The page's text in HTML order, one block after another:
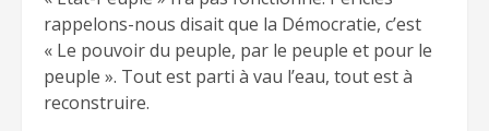
rappelons-nous disait que la Démocratie, c’est
« Le pouvoir du peuple, par le peuple et pour le
peuple ». Tout est parti à vau l’eau, tout est à
reconstruire.